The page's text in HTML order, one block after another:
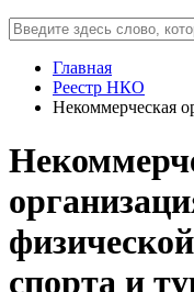
Главная
Реестр НКО
Некоммерческая
спорта и